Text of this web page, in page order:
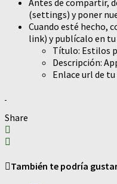
(settings) y poner
Cuando esté hecho,
link) y publícalo en
Título: Estilos
Descripción:
Enlace url de
Share
También te podría